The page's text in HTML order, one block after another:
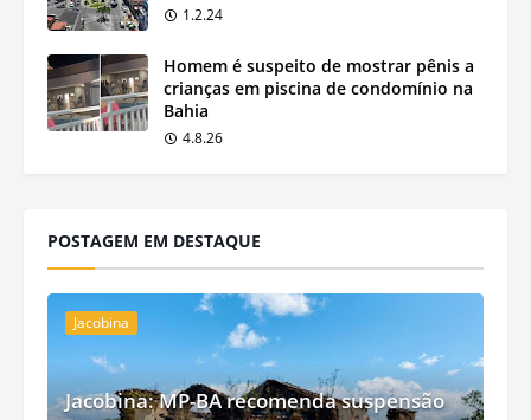
1.2.24
Homem é suspeito de mostrar pênis a
crianças em piscina de condomínio na
Bahia
4.8.26
POSTAGEM EM DESTAQUE
Jacobina
Jacobina: MP-BA recomenda suspensão